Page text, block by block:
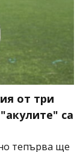
от три
са
тепърва ще